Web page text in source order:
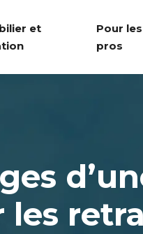
et
Pour les
pros
les